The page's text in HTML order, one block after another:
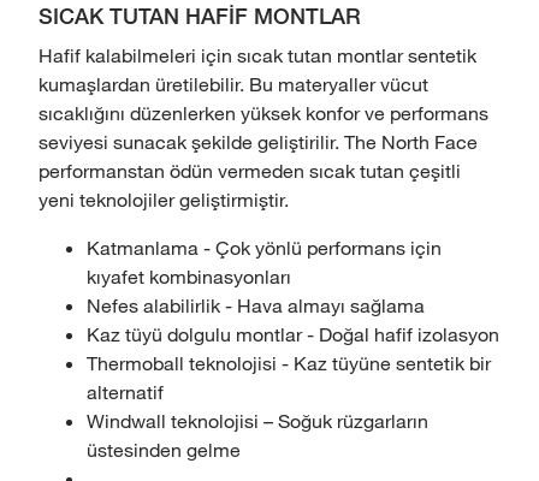
SICAK TUTAN HAFİF MONTLAR
Hafif kalabilmeleri için sıcak tutan montlar sentetik
kumaşlardan üretilebilir. Bu materyaller vücut
sıcaklığını düzenlerken yüksek konfor ve performans
seviyesi sunacak şekilde geliştirilir. The North Face
performanstan ödün vermeden sıcak tutan çeşitli
yeni teknolojiler geliştirmiştir.
Katmanlama - Çok yönlü performans için
kıyafet kombinasyonları
Nefes alabilirlik - Hava almayı sağlama
Kaz tüyü dolgulu montlar - Doğal hafif izolasyon
Thermoball teknolojisi - Kaz tüyüne sentetik bir
alternatif
Windwall teknolojisi – Soğuk rüzgarların
üstesinden gelme